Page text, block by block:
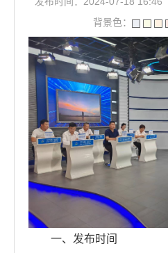
背景色：
一、发布时间